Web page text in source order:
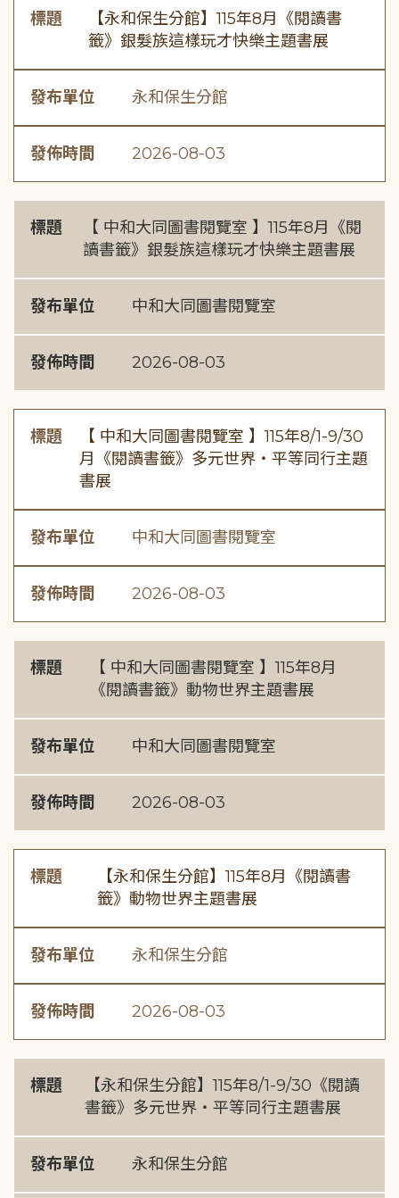
標題
【永和保生分館】115年8月《閱讀書
籤》銀髮族這樣玩才快樂主題書展
發布單位 永和保生分館
發佈時間 2026-08-03
標題
【 中和大同圖書閱覽室 】115年8月《閱
讀書籤》銀髮族這樣玩才快樂主題書展
發布單位 中和大同圖書閱覽室
發佈時間 2026-08-03
標題
【 中和大同圖書閱覽室 】115年8/1-9/30
月《閱讀書籤》多元世界・平等同行主題
書展
發布單位 中和大同圖書閱覽室
發佈時間 2026-08-03
標題
【 中和大同圖書閱覽室 】115年8月
《閱讀書籤》動物世界主題書展
發布單位 中和大同圖書閱覽室
發佈時間 2026-08-03
標題
【永和保生分館】115年8月《閱讀書
籤》動物世界主題書展
發布單位 永和保生分館
發佈時間 2026-08-03
標題
【永和保生分館】115年8/1-9/30《閱讀
書籤》多元世界・平等同行主題書展
發布單位 永和保生分館